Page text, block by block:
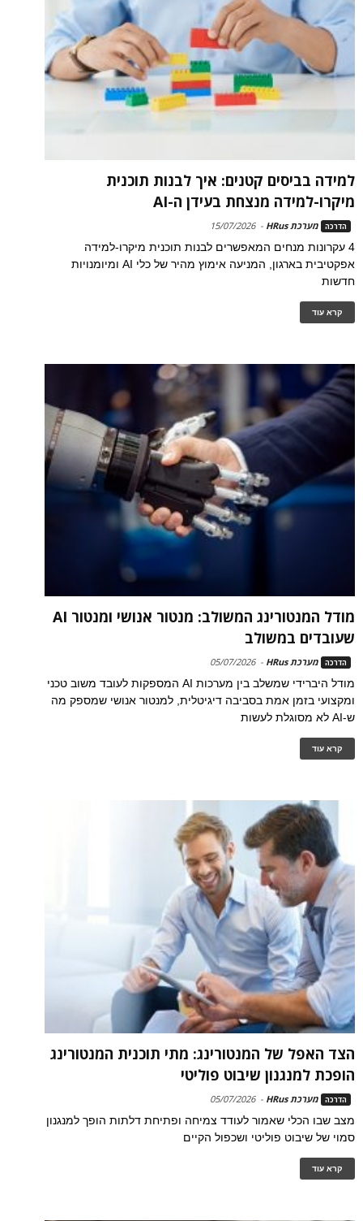
למידה בביסים קטנים: איך לבנות תוכנית
מיקרו-למידה מנצחת בעידן ה-AI
הדרכה מערכת HRus -
15/07/2026
4 עקרונות מנחים המאפשרים לבנות תוכנית מיקרו-למידה
אפקטיבית בארגון, המניעה אימוץ מהיר של כלי AI ומיומנויות
חדשות
קרא עוד
מודל המנטורינג המשולב: מנטור אנושי ומנטור AI
שעובדים במשולב
הדרכה מערכת HRus -
05/07/2026
מודל היברידי שמשלב בין מערכות AI המספקות לעובד משוב טכני
ומקצועי בזמן אמת בסביבה דיגיטלית, למנטור אנושי שמספק מה
ש-AI לא מסוגלת לעשות
קרא עוד
הצד האפל של המנטורינג: מתי תוכנית המנטורינג
הופכת למנגנון שיבוט פוליטי
הדרכה מערכת HRus -
05/07/2026
מצב שבו הכלי שאמור לעודד צמיחה ופתיחת דלתות הופך למנגנון
סמוי של שיבוט פוליטי ושכפול הקיים
קרא עוד